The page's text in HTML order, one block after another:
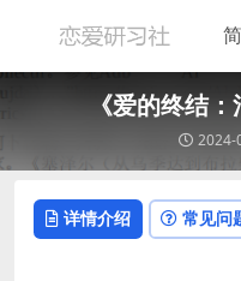
《爱的终结
2024-
详情介绍 常见问